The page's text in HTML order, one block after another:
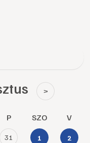
>
P SZO V
31 1 2